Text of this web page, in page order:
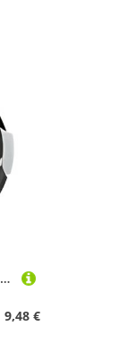
Lerpwige Golfstriche Shot Putt Score Counter Digital Shot Count Putt Score Scoring Torwächter Mit Handschuh Clip
9,48 €